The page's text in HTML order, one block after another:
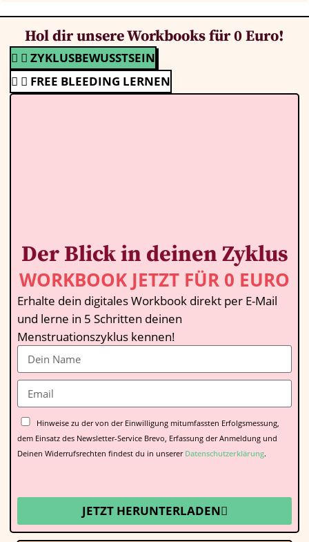
Hol dir unsere Workbooks für 0 Euro!
ZYKLUSBEWUSSTSEIN
FREE BLEEDING LERNEN
Der Blick in deinen Zyklus
WORKBOOK JETZT FÜR 0 EURO
Erhalte dein digitales Workbook direkt per E-Mail
und lerne in 5 Schritten deinen
Menstruationszyklus kennen!
Hinweise zu der von der Einwilligung mitumfassten Erfolgsmessung,
dem Einsatz des Newsletter-Service Brevo, Erfassung der Anmeldung und
Deinen Widerrufsrechten findest du in unserer Datenschutzerklärung.
JETZT HERUNTERLADEN